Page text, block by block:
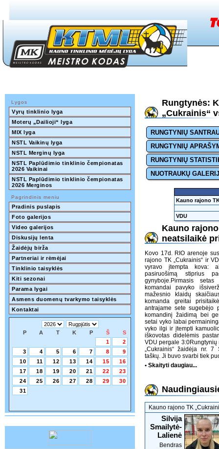
Lygos
Vyrų tinklinio lyga
Moterų „Dailioji“ lyga
MIX lyga
NSTL Vaikinų lyga
NSTL Merginų lyga
NSTL Paplūdimio tinklinio čempionatas
2026 Vaikinai
NSTL Paplūdimio tinklinio čempionatas
2026 Merginos
Pagrindinis meniu
Pradinis puslapis
Foto galerijos
Video galerijos
Diskusijų lenta
Žaidėjų birža
Partneriai ir rėmėjai
Tinklinio taisyklės
Kiti sezonai
Parama lygai
Asmens duomenų tvarkymo taisyklės
Kontaktai
P A T K P Š
S
1
2
3
4 5 6 7 8
9
10
11 12 13 14 15
16
17
18 19 20 21 22
23
24
25 26 27 28 29
30
31
Rungtynės:
„Cukrainis“
RUNGTYNIŲ
RUNGTYNIŲ
RUNGTYNIŲ
NUOTRAUKŲ
Kauno rajono
VDU
Kauno
neatsilaikė
Kovo 17d. RIO arenoje
rajono TK „Cukrainis“ ir
vyravo įtempta kova:
pasiruošimą stiprius
gynyboje.Pirmasis
komandai pavyko
mažesnio klaidų
komanda greitai
antrajame sete sugebėjo
komandinį žaidimą bei
setai vyko labai
vyko ilgi ir įtempti
iškovotas didelėmis
VDU pergale 3:0Rungtynių
„Cukrainis“ žaidėja nr. 7
taškų. Ji buvo svarbi tiek
• Skaityti daugiau...
Kauno rajono TK
Silvija
Smailytė-
Lalienė
Bendras